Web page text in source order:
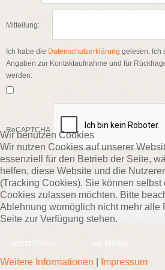
Mitteilung:
Ich habe die Datenschutzerklärung gelesen. Ich
Angaben zur Kontaktaufnahme und für
werden:
ReCAPTCHA
Wir benutzen Cookies
Wir nutzen Cookies auf unserer
essenziell für den Betrieb der Seite,
helfen, diese Website und die
(Tracking Cookies). Sie können
Cookies zulassen möchten. Bitte
Ablehnung womöglich nicht mehr alle
Seite zur Verfügung stehen.
AKZEPTIEREN ABLEHNEN
Weitere Informationen Impressum